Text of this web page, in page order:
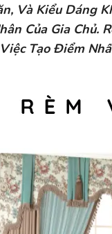
Và Kiểu Dáng
Của Gia Chủ.
Tạo Điểm